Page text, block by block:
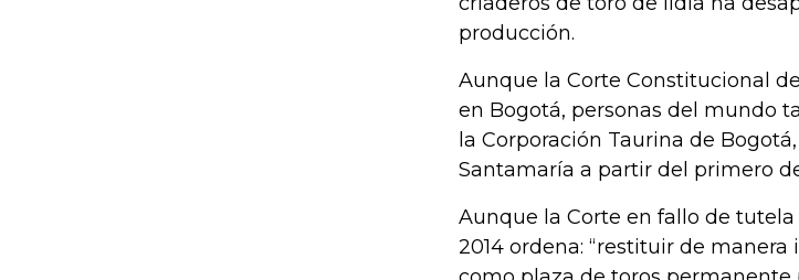
producción.
Aunque la Corte Constitucional
en Bogotá, personas del mundo
la Corporación Taurina de
Santamaría a partir del primero
Aunque la Corte en fallo de tutela
2014 ordena: “restituir de